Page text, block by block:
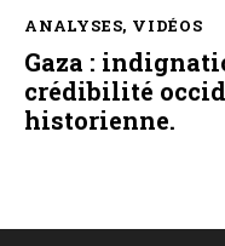
ANALYSES, VIDÉOS
Gaza :
crédibilité
historienne.